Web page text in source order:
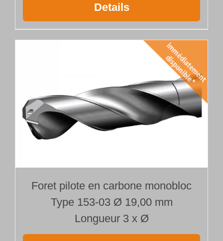
Details
Foret pilote en carbone monobloc
Type 153-03 Ø 19,00 mm
Longueur 3 x Ø